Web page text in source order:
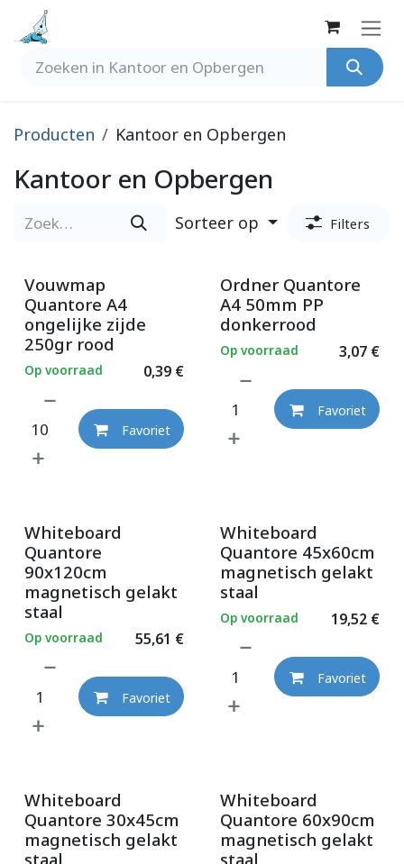
Overslaan naar inhoud
Producten Kantoor en Opbergen
Kantoor en Opbergen
Sorteer op Filters
Vouwmap
Quantore A4
ongelijke zijde
250gr rood
0,39€
Op voorraad
Favoriet
Ordner Quantore
A4 50mm PP
donkerrood
3,07€
Op voorraad
Favoriet
Whiteboard
Quantore
90x120cm
magnetisch gelakt
staal
55,61 €
Op voorraad
Favoriet
Whiteboard
Quantore 45x60cm
magnetisch gelakt
staal
19,52€
Op voorraad
Favoriet
Whiteboard
Quantore 30x45cm
magnetisch gelakt
staal
Whiteboard
Quantore 60x90cm
magnetisch gelakt
staal